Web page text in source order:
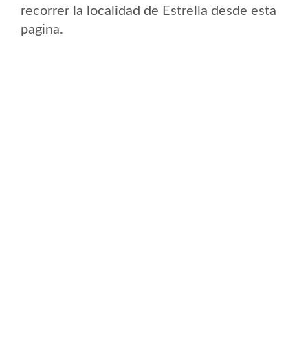
recorrer la localidad de Estrella desde esta
pagina.